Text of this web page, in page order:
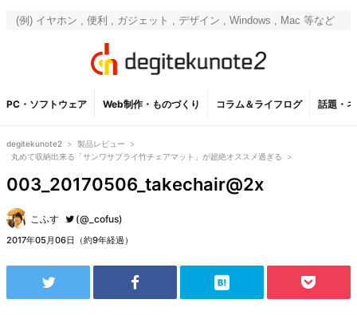
PC・ソフトウェア Web制作・ものづくり コラム＆ライフログ 話題・
degitekunote2 > 製品レビュー
>
丸めて収納出来る「サンワサプライ竹チェアマット」が超絶オススメ過ぎる
>
003_20170506_takechair@2x
こふす (@_cofus)
2017年05月06日（約9年経過）